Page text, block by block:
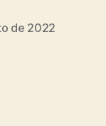
de 2022